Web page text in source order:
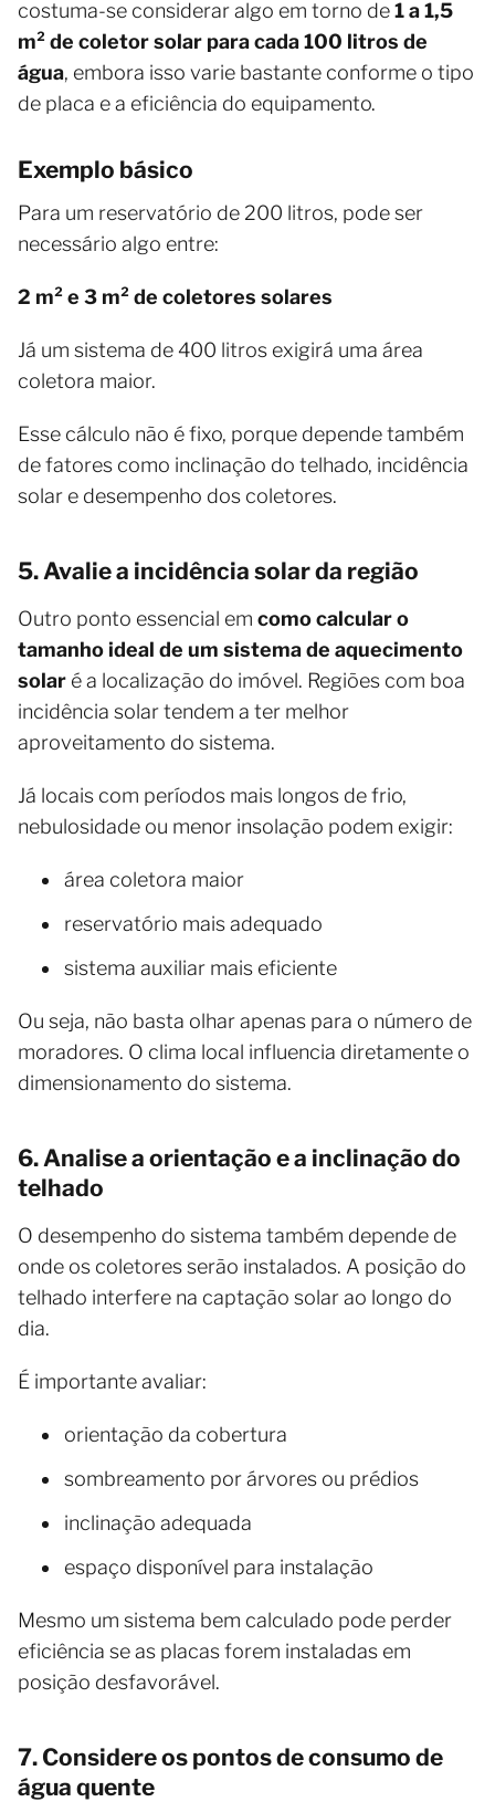
costuma-se considerar algo em torno de1 a 1,5
m² de coletor solar para cada 100 litros de
água, embora isso varie bastante conforme o tipo
de placa e a eficiência do equipamento.
Exemplo básico
Para um reservatório de 200 litros, pode ser
necessário algo entre:
2 m² e 3 m² de coletores solares
Já um sistema de 400 litros exigirá uma área
coletora maior.
Esse cálculo não é fixo, porque depende também
de fatores como inclinação do telhado, incidência
solar e desempenho dos coletores.
5. Avalie a incidência solar da região
Outro ponto essencial em como calcular o
tamanho ideal de um sistema de aquecimento
solar é a localização do imóvel. Regiões com boa
incidência solar tendem a ter melhor
aproveitamento do sistema.
Já locais com períodos mais longos de frio,
nebulosidade ou menor insolação podem exigir:
área coletora maior
reservatório mais adequado
sistema auxiliar mais eficiente
Ou seja, não basta olhar apenas para o número de
moradores. O clima local influencia diretamente o
dimensionamento do sistema.
6. Analise a orientação e a inclinação do
telhado
O desempenho do sistema também depende de
onde os coletores serão instalados. A posição do
telhado interfere na captação solar ao longo do
dia.
É importante avaliar:
orientação da cobertura
sombreamento por árvores ou prédios
inclinação adequada
espaço disponível para instalação
Mesmo um sistema bem calculado pode perder
eficiência se as placas forem instaladas em
posição desfavorável.
7. Considere os pontos de consumo de
água quente